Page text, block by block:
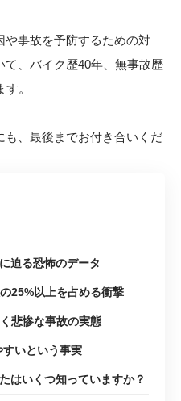
や事故を予防するための対
、バイク歴40年、無事故歴
。
、最後までお付き合いくだ
迫る恐怖のデータ
25%以上を占める衝撃
悲惨な事故の実態
いという事実
はいくつ知っていますか？